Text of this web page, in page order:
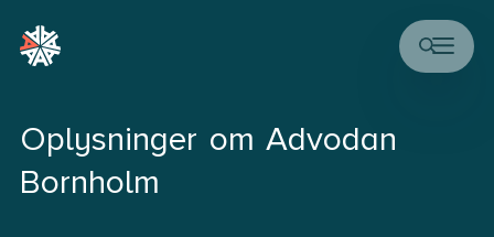
Oplysninger om Advodan
Bornholm